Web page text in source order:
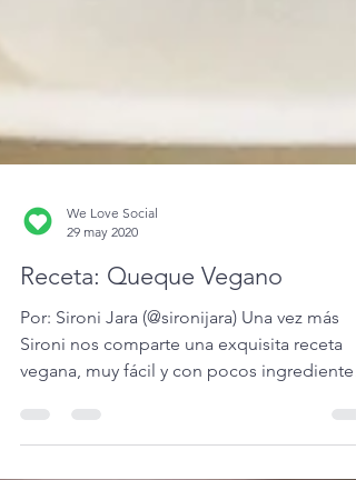
29 may 2020
Receta: Queque Vegano
Por: Sironi Jara (@sironijara) Una vez más
Sironi nos comparte una exquisita receta
vegana, muy fácil y con pocos ingredientes.
Esta vez...